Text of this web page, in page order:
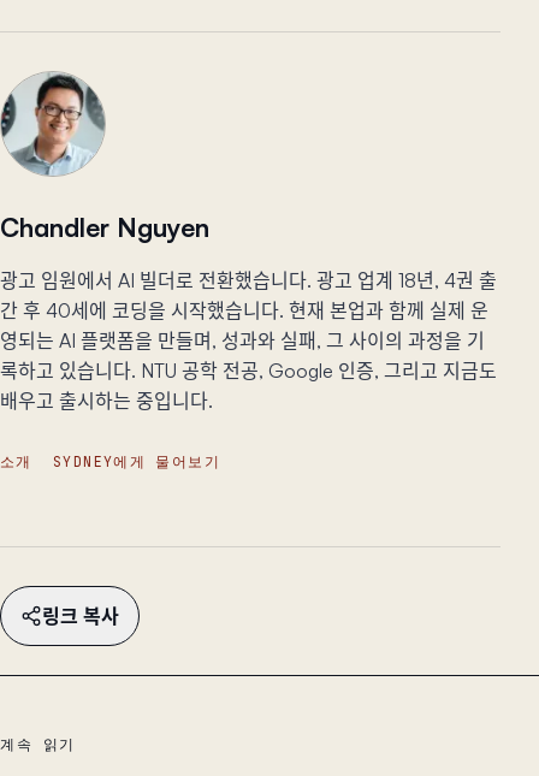
Chandler Nguyen
광고 임원에서 AI 빌더로 전환했습니다. 광고 업계 18년, 4권 출
간 후 40세에 코딩을 시작했습니다. 현재 본업과 함께 실제 운
영되는 AI 플랫폼을 만들며, 성과와 실패, 그 사이의 과정을 기
록하고 있습니다. NTU 공학 전공, Google 인증, 그리고 지금도
배우고 출시하는 중입니다.
소개 SYDNEY에게 물어보기
링크 복사
계속 읽기